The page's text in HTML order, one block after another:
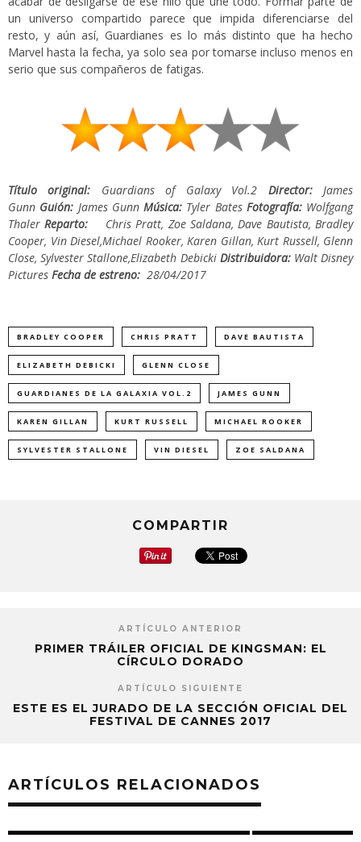
un universo compartido parece que impida diferenciarse del
resto, y aún así, Guardianes es lo más distinto que ha hecho
Marvel hasta la fecha, ya solo sea por tomarse incluso menos en
serio que sus compañeros de fatigas.
Título original: Guardians of Galaxy Vol.2 Director:James
Gunn Guión: James Gunn Música: Tyler Bates Fotografía: Wolfgang
Thaler Reparto:
Chris Pratt, Zoe Saldana, Dave Bautista, Bradley
Cooper, Vin Diesel,Michael Rooker, Karen Gillan, Kurt Russell, Glenn
Close, Sylvester Stallone,Elizabeth Debicki Distribuidora:Walt Disney
Pictures Fecha de estreno: 28/04/2017
BRADLEY COOPER CHRIS PRATT DAVE BAUTISTA
ELIZABETH DEBICKI GLENN CLOSE
GUARDIANES DE LA GALAXIA VOL.2 JAMES GUNN
KAREN GILLAN KURT RUSSELL MICHAEL ROOKER
SYLVESTER STALLONE VIN DIESEL ZOE SALDANA
COMPARTIR
ARTÍCULO ANTERIOR
PRIMER TRÁILER OFICIAL DE KINGSMAN: EL
CÍRCULO DORADO
ARTÍCULO SIGUIENTE
ESTE ES EL JURADO DE LA SECCIÓN OFICIAL DEL
FESTIVAL DE CANNES 2017
ARTÍCULOS RELACIONADOS